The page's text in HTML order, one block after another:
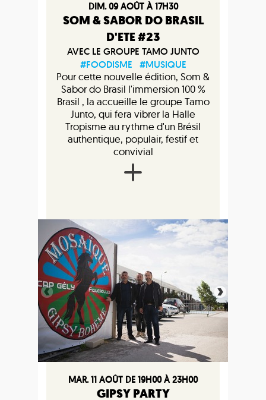
DIM. 09 AOÛT À 17H30
SOM & SABOR DO BRASIL
D'ETE #23
AVEC LE GROUPE TAMO JUNTO
#FOODISME
#MUSIQUE
Pour cette nouvelle édition, Som &
Sabor do Brasil l'immersion 100 %
Brasil , la accueille le groupe Tamo
Junto, qui fera vibrer la Halle
Tropisme au rythme d'un Brésil
authentique, populair, festif et
convivial
MAR. 11 AOÛT DE 19H00 À 23H00
GIPSY PARTY